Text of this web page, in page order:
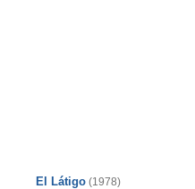
El Látigo (1978)